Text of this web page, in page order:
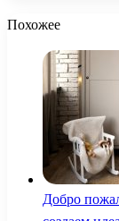
Похожее
Добро